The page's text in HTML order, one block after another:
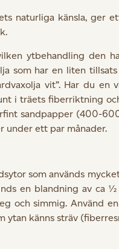
naturliga känsla, ger
ytbehandling den
som har en liten
vit”. Har du en
i träets fiberriktning
sandpapper (400-
under ett par månader.
som används
en blandning av
och simmig. Använd
ytan känns sträv